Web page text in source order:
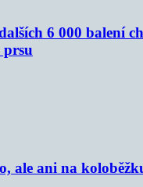
6 000 balení
ale ani na